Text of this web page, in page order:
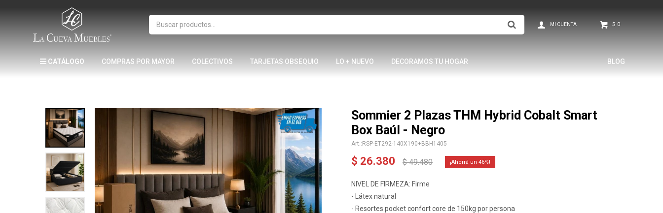
CATÁLOGO COMPRAS POR MAYOR COLECTIVOS TARJETAS OBSEQUIO LO + NUEVO DECORAMOS TU HOGAR BLOG
$ 0
Sommier 2 Plazas THM Hybrid Cobalt Smart
Box Baúl - Negro
RSP-ET292-140X190+BBH1405
$ 26.380 $ 49.480 46
NIVEL DE FIRMEZA: Firme
- Látex natural
- Resortes pocket confort core de 150kg por persona